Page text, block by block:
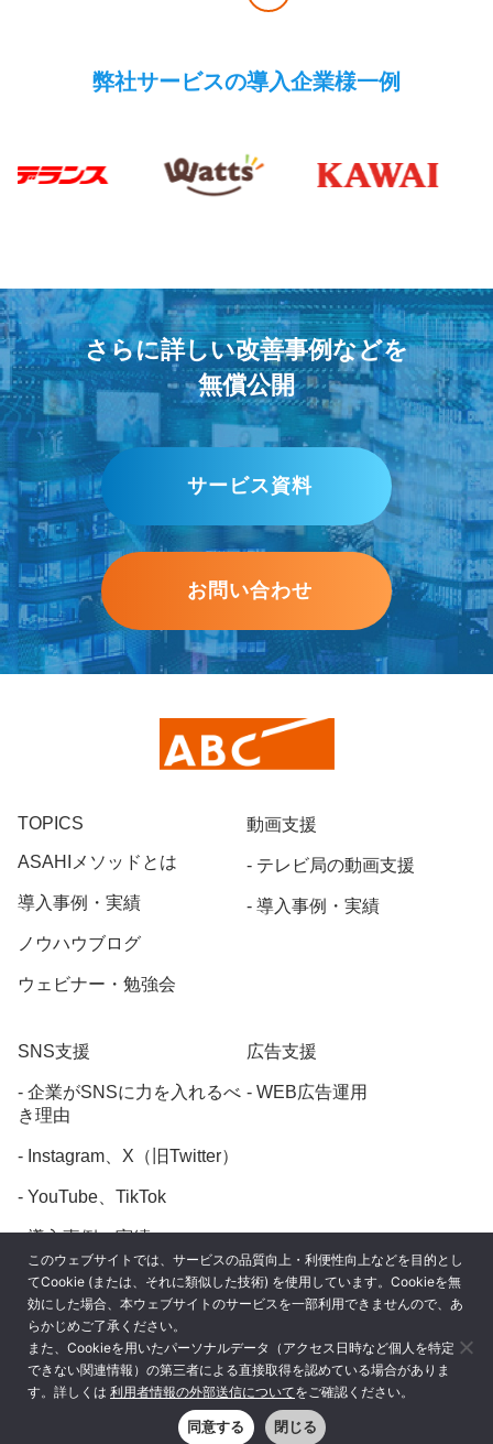
ジ
弊社サービスの導入企業様一例
さらに詳しい改善事例などを
無償公開
サービス資料
お問い合わせ
TOPICS
ASAHIメソッドとは
導入事例・実績
ノウハウブログ
ウェビナー・勉強会
SNS支援
企業がSNSに力を入れるべ
き理由
Instagram、X（旧Twitter）
YouTube、TikTok
導入事例・実績
動画支援
テレビ局の動画支援
導入事例・実績
広告支援
WEB広告運用
プライバシーポリシー
利用者情報の外部送信について
© digiasa ALL rights reserved.
このウェブサイトでは、サービスの品質向上・利便性向上などを目的とし
てCookie (または、それに類似した技術) を使用しています。Cookieを無
効にした場合、本ウェブサイトのサービスを一部利用できませんので、あ
らかじめご了承ください。
また、Cookieを用いたパーソナルデータ（アクセス日時など個人を特定
できない関連情報）の第三者による直接取得を認めている場合がありま
す。詳しくは 利用者情報の外部送信についてをご確認ください。
同意する 閉じる